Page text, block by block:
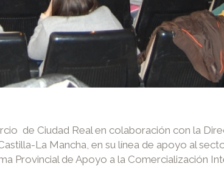
de Ciudad Real en colaboración con la
La Mancha, en su línea de apoyo al
Provincial de Apoyo a la Comercialización